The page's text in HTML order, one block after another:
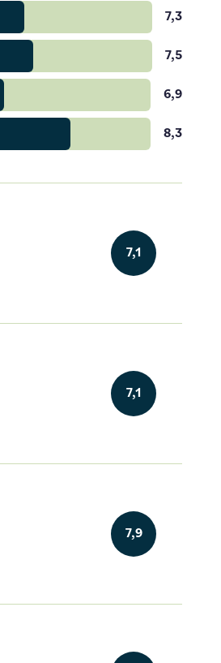
7,3
7,5
6,9
8,3
7,1
7,1
7,9